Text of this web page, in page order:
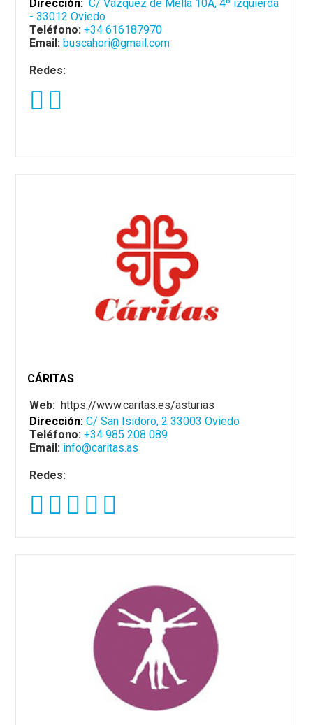
Dirección: C/ Vázquez de Mella 10A, 4º izquierda
- 33012 Oviedo
Teléfono:+34 616187970
Email: buscahori@gmail.com
Redes:
CÁRITAS
Web:https://www.caritas.es/asturias
Dirección:C/ San Isidoro, 2 33003 Oviedo
Teléfono:+34 985 208 089
Email: info@caritas.as
Redes: